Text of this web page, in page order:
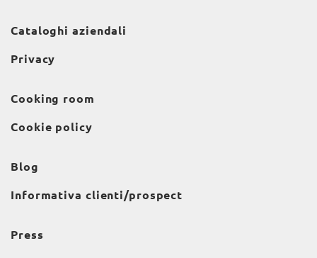
Cataloghi aziendali
Privacy
Cooking room
Cookie policy
Blog
Informativa clienti/prospect
Press